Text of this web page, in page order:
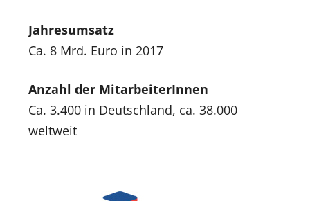
Jahresumsatz
Ca. 8 Mrd. Euro in 2017
Anzahl der MitarbeiterInnen
Ca. 3.400 in Deutschland, ca. 38.000
weltweit